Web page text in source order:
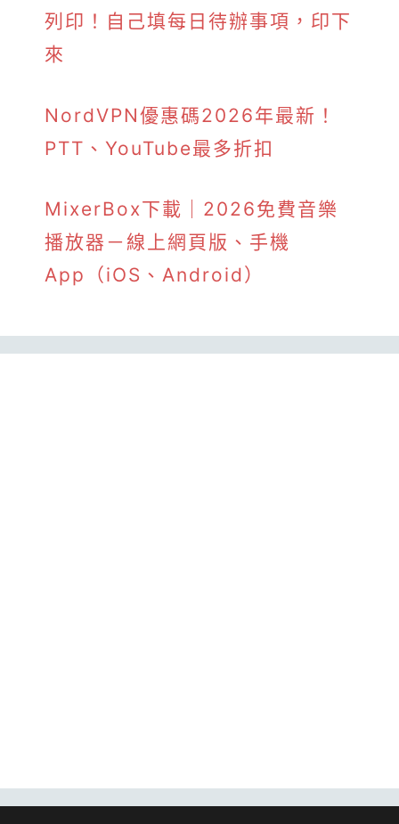
列印！自己填每日待辦事項，印下
來
NordVPN優惠碼2026年最新！
PTT、YouTube最多折扣
MixerBox下載｜2026免費音樂
播放器－線上網頁版、手機
App（iOS、Android）